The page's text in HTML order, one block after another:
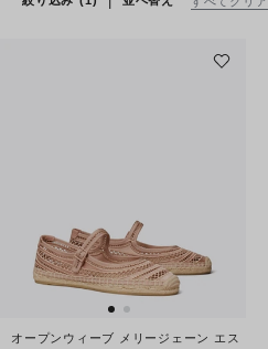
オープンウィーブ メリージェーン エス